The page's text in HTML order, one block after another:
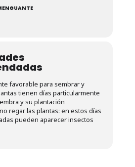
favorable para sembrar y
tienen días particularmente
y su plantación
regar las plantas: en estos días
pueden aparecer insectos